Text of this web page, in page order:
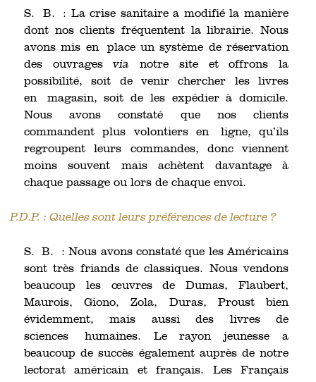
S. B. : La crise sanitaire a modifié la manière
dont nos clients fréquentent la librairie. Nous
avons mis en place un système de réservation
des ouvragesvia notre site et offrons la
possibilité, soit de venir chercher les livres
en magasin, soit de les expédier à domicile.
Nous avons constaté que nos clients
commandent plus volontiers en ligne, qu’ils
regroupent leurs commandes, donc viennent
moins souvent mais achètent davantage à
chaque passage ou lors de chaque envoi.
P.D.P. : Quelles sont leurs préférences de lecture ?
S. B. : Nous avons constaté que les Américains
sont très friands de classiques. Nous vendons
beaucoup les œuvres de Dumas, Flaubert,
Maurois, Giono, Zola, Duras, Proust bien
évidemment, mais aussi des livres de
sciences humaines. Le rayon jeunesse a
beaucoup de succès également auprès de notre
lectorat américain et français. Les Français